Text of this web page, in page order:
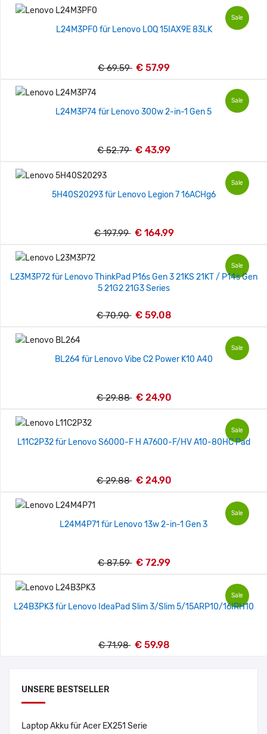
UNSERE BESTSELLER
Laptop Akku für Acer EX251 Serie
Sale
L24M3PF0 für Lenovo LOQ 15IAX9E 83LK
€ 69.59 € 57.99
Sale
L24M3P74 für Lenovo 300w 2-in-1 Gen 5
€ 52.79 € 43.99
Sale
5H40S20293 für Lenovo Legion 7 16ACHg6
€ 197.99 € 164.99
Sale
L23M3P72 für Lenovo ThinkPad P16s Gen 3 21KS 21KT / P14s Gen
5 21G2 21G3 Series
€ 70.90 € 59.08
Sale
BL264 für Lenovo Vibe C2 Power K10 A40
€ 29.88 € 24.90
Sale
L11C2P32 für Lenovo S6000-F H A7600-F/HV A10-80HC Pad
€ 29.88 € 24.90
Sale
L24M4P71 für Lenovo 13w 2-in-1 Gen 3
€ 87.59 € 72.99
Sale
L24B3PK3 für Lenovo IdeaPad Slim 3/Slim 5/15ARP10/16IRH10
€ 71.98 € 59.98